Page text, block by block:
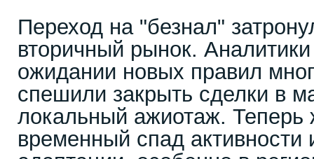
Переход на "безнал"
вторичный рынок.
ожидании новых правил
спешили закрыть сделки в
локальный ажиотаж. Теперь
временный спад активности